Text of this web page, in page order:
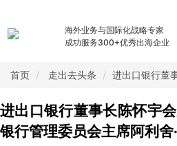
海外业务与国际化战略专家
成功服务300+优秀出海企业
首页 走出去头条 进出口银行董
进出口银行董事长陈怀宇
银行管理委员会主席阿利舍